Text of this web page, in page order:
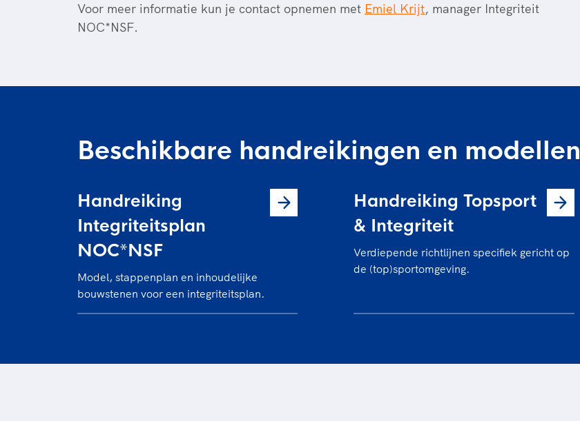
Voor meer informatie kun je contact opnemen met Emiel Krijt, manager Integriteit
NOC*NSF.
Beschikbare handreikingen en modellen
Handreiking
Integriteitsplan
NOC*NSF
Model, stappenplan en inhoudelijke
bouwstenen voor een integriteitsplan.
Handreiking Topsport
& Integriteit
Verdiepende richtlijnen specifiek gericht op
de (top)sportomgeving.